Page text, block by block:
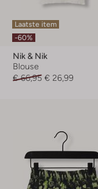
Laatste item
-60%
Nik & Nik
Blouse
€ 66,95 € 26,99